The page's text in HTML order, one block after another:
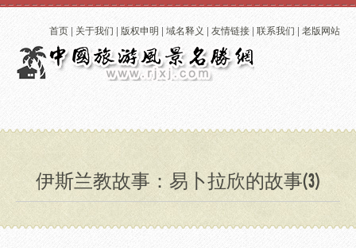
首页 | 关于我们 | 版权申明 | 域名释义 | 友情链接 | 联系我们 | 老版网站
伊斯兰教故事：易卜拉欣的故事(3)